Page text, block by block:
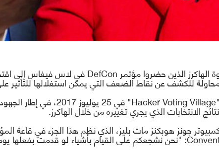
الذين حضروا مؤتمرDefConفي لاس فيغاس إلى
للكشف عن نقاط الضعف التي يمكن استغلالها للتأثير
Hacker Voting Village " في 25 يوليوزالانتخابات الذي يجري تغييره من خلال الهاكرز.
جونز هوبكنز مات بليز، الذي نظم هذا الجزء في قاعة
: "نحن نشجعكم على القيام بأشياء لو قدمت بفعلها